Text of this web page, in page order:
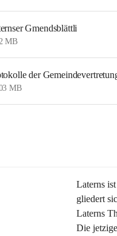
Gmendsblättli
MB
der
MB
Laterns
gliedert
Laterns
Die